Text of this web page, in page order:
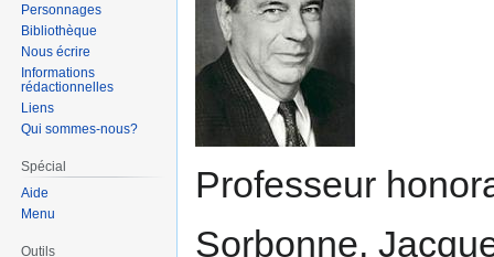
navigation
recherche
Professeur
Sorbonne,
Personnages
Bibliothèque
Nous écrire
Informations
rédactionnelles
Liens
Qui sommes-nous?
Spécial
Aide
Menu
Outils